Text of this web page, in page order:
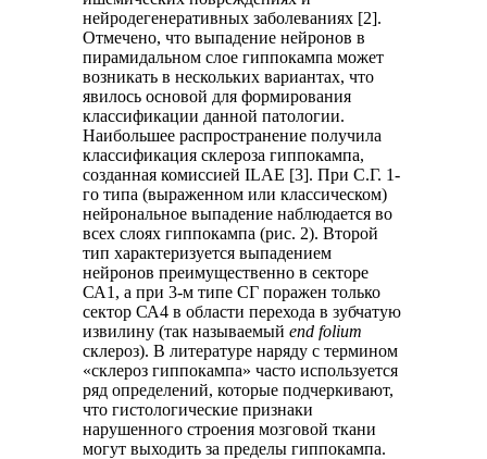
нейродегенеративных заболеваниях [2].
Отмечено, что выпадение нейронов в
пирамидальном слое гиппокампа может
возникать в нескольких вариантах, что
явилось основой для формирования
классификации данной патологии.
Наибольшее распространение получила
классификация склероза гиппокампа,
созданная комиссией ILAE [3]. При С.Г. 1-
го типа (выраженном или классическом)
нейрональное выпадение наблюдается во
всех слоях гиппокампа (рис. 2). Второй
тип характеризуется выпадением
нейронов преимущественно в секторе
СА1, а при 3-м типе СГ поражен только
сектор СА4 в области перехода в зубчатую
извилину (так называемыйend folium
склероз). В литературе наряду с термином
«склероз гиппокампа» часто используется
ряд определений, которые подчеркивают,
что гистологические признаки
нарушенного строения мозговой ткани
могут выходить за пределы гиппокампа.